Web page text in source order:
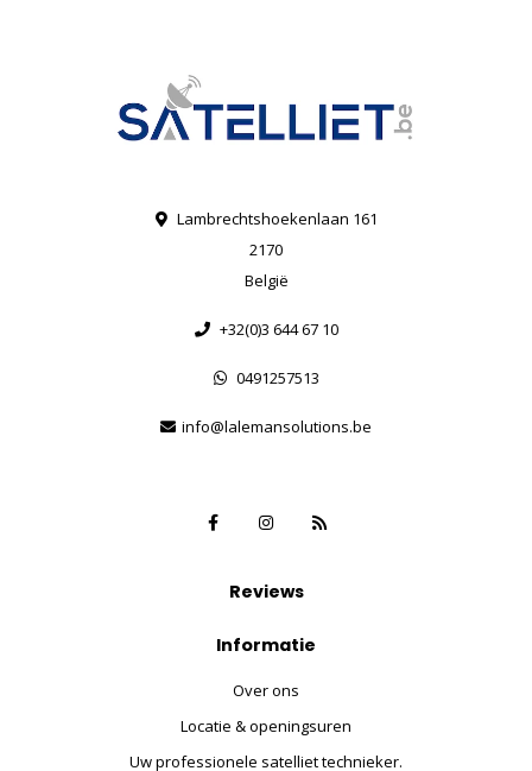
Lambrechtshoekenlaan 161
2170
België
+32(0)3 644 67 10
0491257513
info@lalemansolutions.be
Reviews
Informatie
Over ons
Locatie & openingsuren
Uw professionele satelliet technieker.